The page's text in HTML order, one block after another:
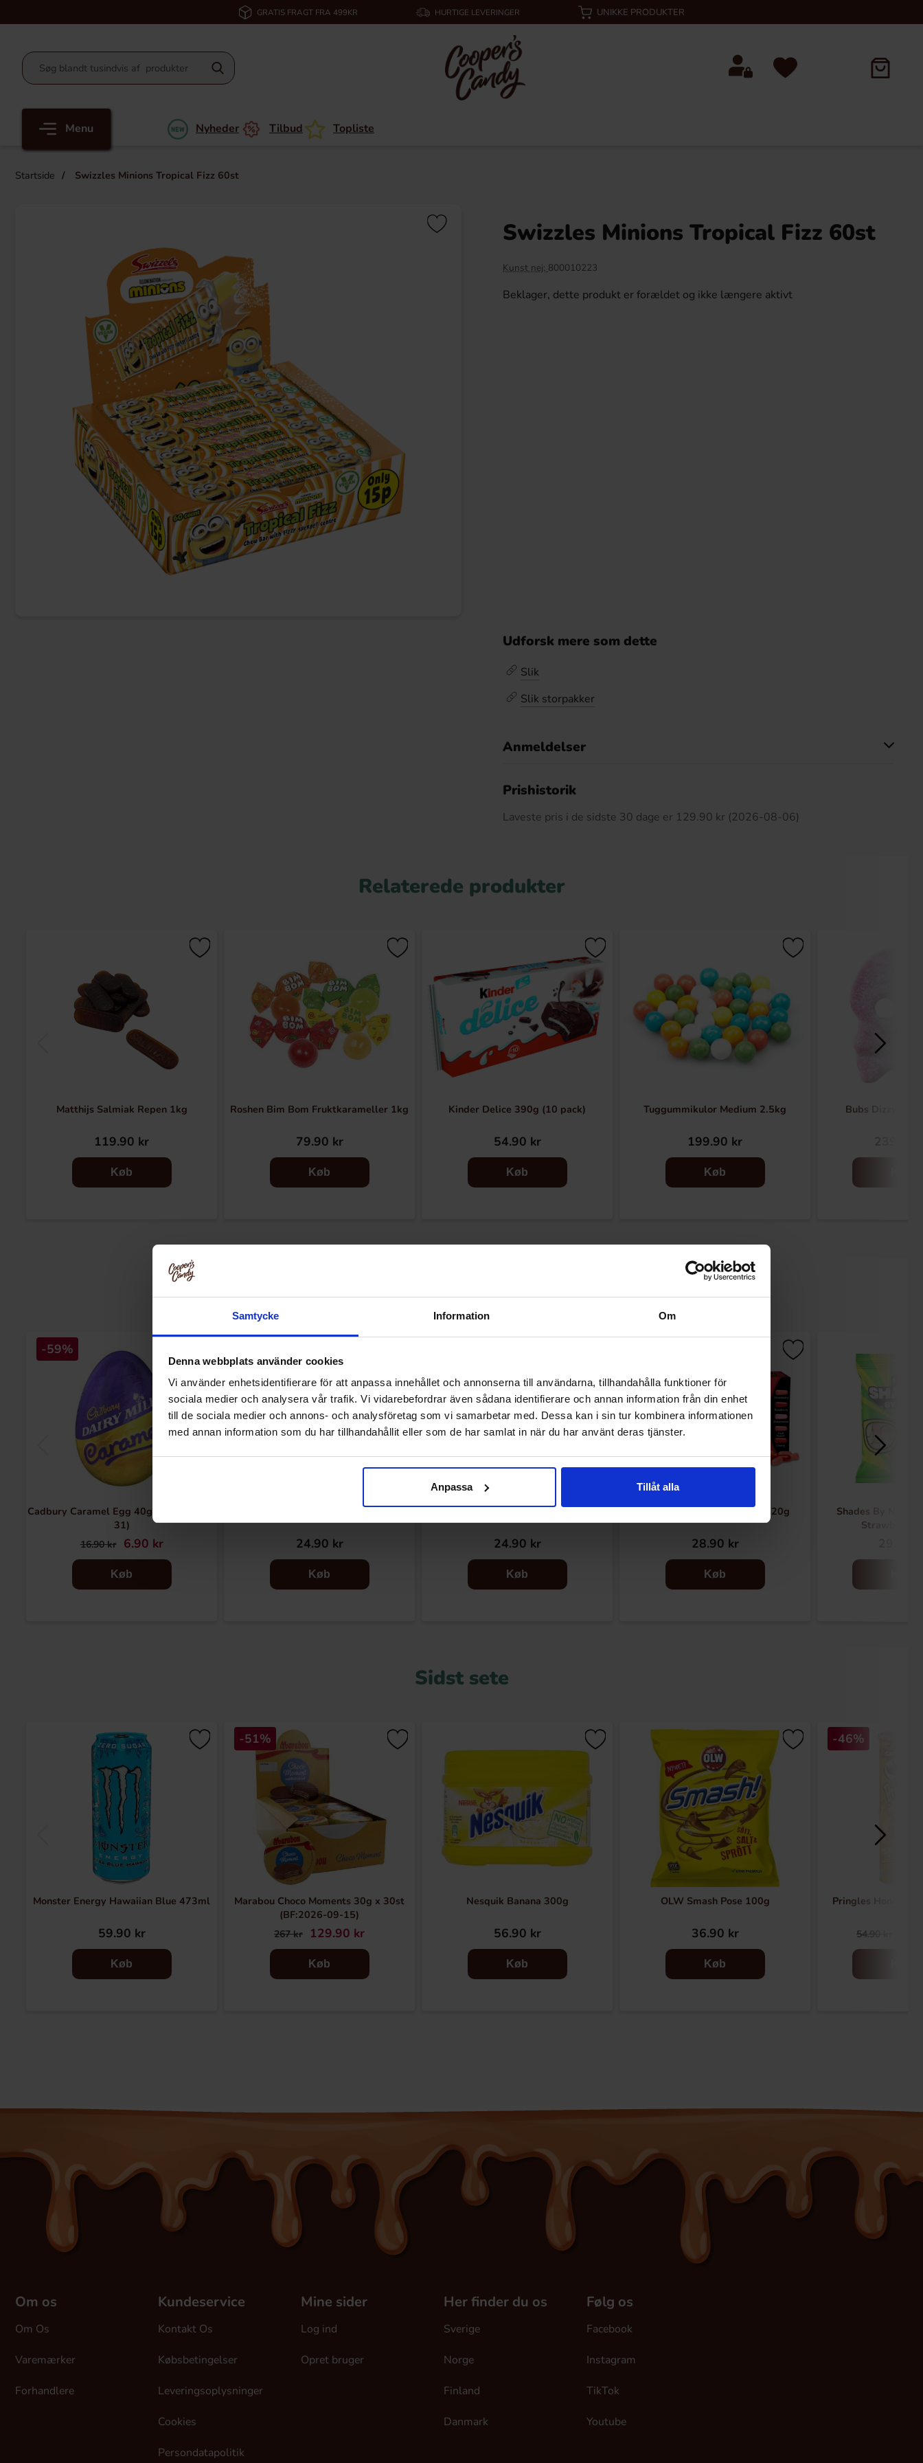
Samtycke Information Om
Denna webbplats använder cookies
Vi använder enhetsidentifierare för att anpassa innehållet och annonserna till användarna, tillhandahålla funktioner för
sociala medier och analysera vår trafik. Vi vidarebefordrar även sådana identifierare och annan information från din enhet
till de sociala medier och annons- och analysföretag som vi samarbetar med. Dessa kan i sin tur kombinera informationen
med annan information som du har tillhandahållit eller som de har samlat in när du har använt deras tjänster.
Anpassa Tillåt alla
GRATIS FRAGT FRA 499KR HURTIGE LEVERINGER UNIKKE PRODUKTER
Menu Nyheder Tilbud Topliste
Startside Swizzles Minions Tropical Fizz 60st
Swizzles Minions Tropical Fizz 60st
Kunst nej: 800010223
Beklager, dette produkt er forældet og ikke længere aktivt
Udforsk mere som dette
Slik
Slik storpakker
Anmeldelser
Prishistorik
Laveste pris i de sidste 30 dage er 129.90 kr (2026-08-06)
Relaterede produkter
Matthijs Salmiak Repen 1kg
119.90 kr
Køb
Roshen Bim Bom Fruktkarameller 1kg
79.90 kr
Køb
Kinder Delice 390g (10 pack)
54.90 kr
Køb
Tuggummikulor Medium 2.5kg
199.90 kr
Køb
Bubs Dizzy
-59%
Cadbury Caramel Egg 40g(BF:2026-07-
31)
16.90 kr 6.90 kr
Køb
M&Ms Honey Roasted Peanut 49g
24.90 kr
Køb
Barkleys Salmiak Liquorice Pellets 20g
24.90 kr
Køb
Mike and Ike Red Rageous 120g
28.90 kr
Køb
Shades By Niko
Strawberry
Sidst sete
Monster Energy Hawaiian Blue 473ml
59.90 kr
Køb
-51%
Marabou Choco Moments 30g x 30st
(BF:2026-09-15)
267 kr 129.90 kr
Køb
Nesquik Banana 300g
56.90 kr
Køb
OLW Smash Pose 100g
36.90 kr
Køb
-46%
Pringles Honey
54.90 kr
Om os
Om Os
Varemærker
Forhandlere
Kundeservice
Kontakt Os
Købsbetingelser
Leveringsoplysninger
Cookies
Persondatapolitik
Mine sider
Log ind
Opret bruger
Her finder du os
Sverige
Norge
Finland
Danmark
Følg os
Facebook
Instagram
TikTok
Youtube